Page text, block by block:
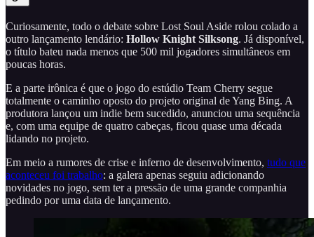
Curiosamente, todo o debate sobre Lost Soul Aside rolou colado a
outro lançamento lendário: Hollow Knight Silksong. Já disponível,
o título bateu nada menos que 500 mil jogadores simultâneos em
poucas horas.
E a parte irônica é que o jogo do estúdio Team Cherry segue
totalmente o caminho oposto do projeto original de Yang Bing. A
produtora lançou um indie bem sucedido, anunciou uma sequência
e, com uma equipe de quatro cabeças, ficou quase uma década
lidando no projeto.
Em meio a rumores de crise e inferno de desenvolvimento, tudo que
aconteceu foi trabalho: a galera apenas seguiu adicionando
novidades no jogo, sem ter a pressão de uma grande companhia
pedindo por uma data de lançamento.